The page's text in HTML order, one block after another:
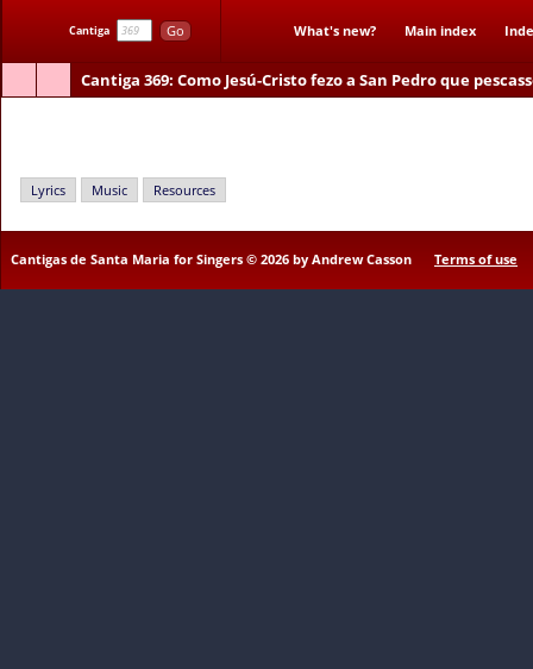
Cantiga Go What's new? Main index
Cantiga 369: Como Jesú-Cristo fezo a San Pedro que
Lyrics Music Resources
Cantigas de Santa Maria for Singers © 2026 by Andrew Casson Terms of use